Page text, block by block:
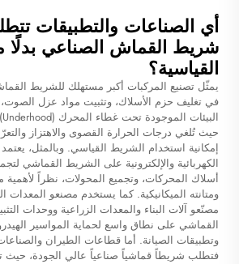
أي الصناعات والتطبيقات
شريط القماش الصناعي بدلًا
القياسية؟
يمثّل تصنيع المركبات أكبر مستهلك للشريط
في تغليف حزم الأسلاك، وتثبيت مواد عزل
حيث تُلغي درجات الحرارة القصوى والاهتزاز
إمكانية استخدام الشريط القياسي. وبالمثل،
الكهربائية والإلكترونية على الشريط القماشي
أسلاك المحركات، وتجميع المحولات، نظراً لأهمية
ومتانته الميكانيكية. كما يستخدم مصنعو المعدات
مصنّعو آلات البناء والمعدات الزراعية ووحدات
القماشي على نطاق واسع لحماية المواسير
وتطبيقات الصيانة. أما قطاعات الطيران
فتطلب شريطاً قماشياً صناعياً عالي الجودة، حيث